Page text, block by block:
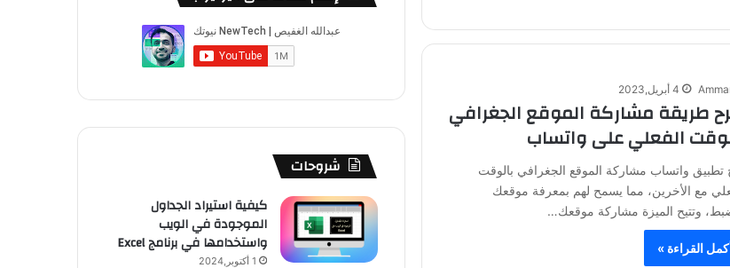
4 أبريل,2023
طريقة مشاركة الموقع الجغرافي
الفعلي على واتساب
تطبيق واتساب مشاركة الموقع الجغرافي بالوقت
مع الأخرين، مما يسمح لهم بمعرفة موقعك
وتتيح الميزة مشاركة موقعك…
القراءة »
T
e
ق
ت
ر
شروحات
كيفية استيراد الجداول
الموجودة في الويب
واستخدامها في برنامج Excel
1 أكتوبر,2024